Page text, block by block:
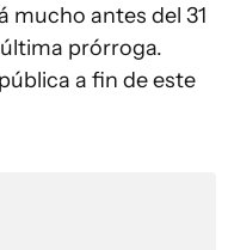
mucho antes del 31
prórroga.
a fin de este